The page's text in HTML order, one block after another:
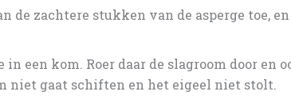
de zachtere stukken van de asperge toe,
in een kom. Roer daar de slagroom door en
niet gaat schiften en het eigeel niet stolt.